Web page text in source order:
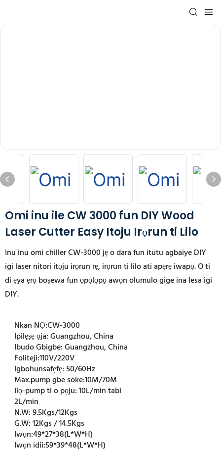
Omi inu ile CW 3000 fun DIY Wood
Laser Cutter Easy Itoju Irọrun ti Lilo
Inu inu omi chiller CW-3000 jẹ o dara fun itutu agbaiye DIY
igi laser nitori itọju irọrun rẹ, irọrun ti lilo ati apẹrẹ iwapọ. O ti
di ẹya ẹrọ boṣewa fun ọpọlọpọ awọn olumulo gige ina lesa igi
DIY.
Nkan NỌ:CW-3000
Ipilẹṣẹ ọja:Guangzhou, China
Ibudo Gbigbe:Guangzhou, China
Foliteji:110V/220V
Igbohunsafẹfẹ:50/60Hz
Max.pump gbe soke:10M/70M
Ilọ-pump ti o pọju:10L/min tabi
2L/min
N.W:9.5Kgs/12Kgs
G.W:12Kgs / 14.5Kgs
Iwọn:49*27*38(L*W*H)
Iwọn idii:59*39*48(L*W*H)